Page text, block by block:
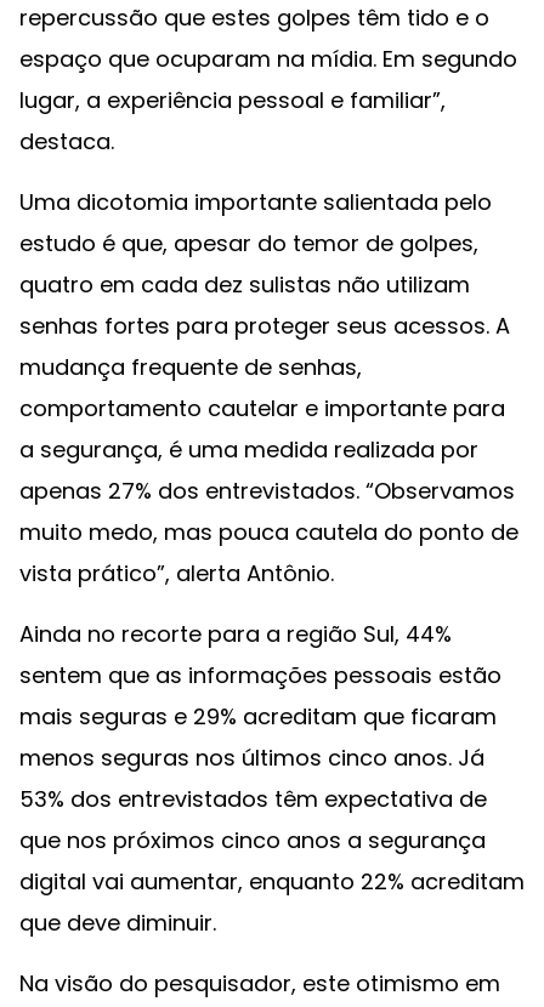
repercussão que estes golpes têm tido e o
espaço que ocuparam na mídia. Em segundo
lugar, a experiência pessoal e familiar”,
destaca.
Uma dicotomia importante salientada pelo
estudo é que, apesar do temor de golpes,
quatro em cada dez sulistas não utilizam
senhas fortes para proteger seus acessos. A
mudança frequente de senhas,
comportamento cautelar e importante para
a segurança, é uma medida realizada por
apenas 27% dos entrevistados. “Observamos
muito medo, mas pouca cautela do ponto de
vista prático”, alerta Antônio.
Ainda no recorte para a região Sul, 44%
sentem que as informações pessoais estão
mais seguras e 29% acreditam que ficaram
menos seguras nos últimos cinco anos. Já
53% dos entrevistados têm expectativa de
que nos próximos cinco anos a segurança
digital vai aumentar, enquanto 22% acreditam
que deve diminuir.
Na visão do pesquisador, este otimismo em